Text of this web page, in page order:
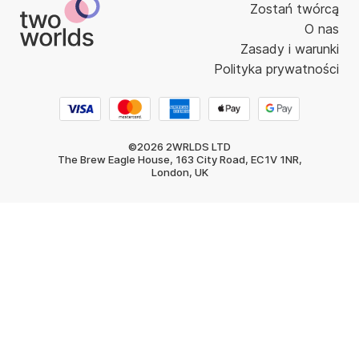
Zostań twórcą
O nas
Zasady i warunki
Polityka prywatności
©2026 2WRLDS LTD
The Brew Eagle House, 163 City Road, EC1V 1NR,
London, UK